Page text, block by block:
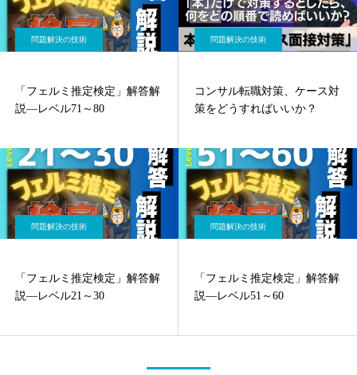
問題解決の技術
「フェルミ推定検定」解答解
説—レベル71～80
問題解決の技術
コンサル転職対策、ケース対
策をどうすればいいか？
問題解決の技術
「フェルミ推定検定」解答解
説—レベル21～30
問題解決の技術
「フェルミ推定検定」解答解
説—レベル51～60